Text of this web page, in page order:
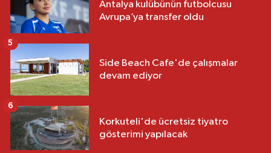
Antalya kulübünün futbolcusu
Avrupa’ya transfer oldu
Side Beach Cafe'de çalışmalar
devam ediyor
5
Korkuteli'de ücretsiz tiyatro
gösterimi yapılacak
6